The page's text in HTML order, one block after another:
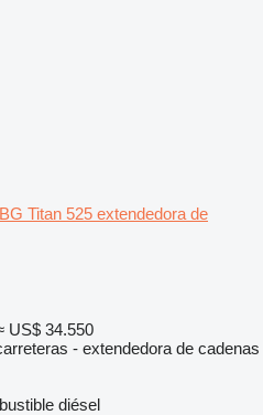
Titan 525 extendedora de
US$ 34.550
- extendedora de cadenas
diésel